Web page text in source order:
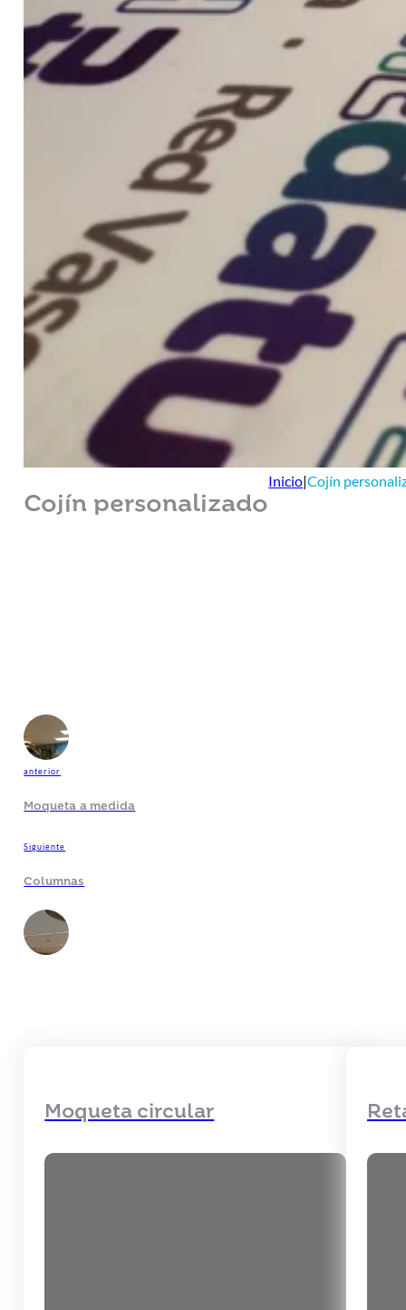
Cojín personalizado
Inicio|Cojín
anterior
Moqueta a medida
Siguiente
Columnas
Moqueta circular